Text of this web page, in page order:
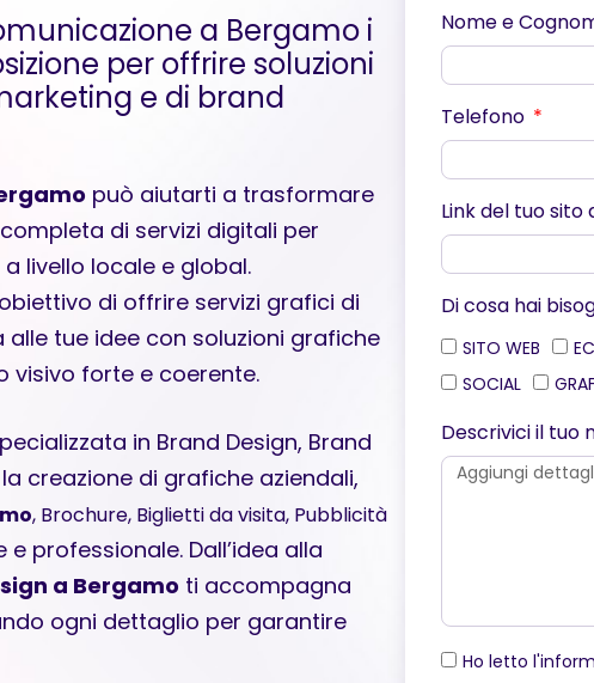
a Bergamo i
per offrire soluzioni
e di brand
può aiutarti a trasformare
di servizi digitali per
livello locale e global.
di offrire servizi grafici di
tue idee con soluzioni grafiche
visivo forte e coerente.
in Brand Design, Brand
creazione di grafiche aziendali,
, Brochure, Biglietti da visita, Pubblicità
professionale. Dall’idea alla
a Bergamo ti accompagna
ogni dettaglio per garantire
Nome e
Telefono
Link del tuo sito
Di cosa hai
SITO WEB
SOCIAL
Descrivici il tuo
Ho letto